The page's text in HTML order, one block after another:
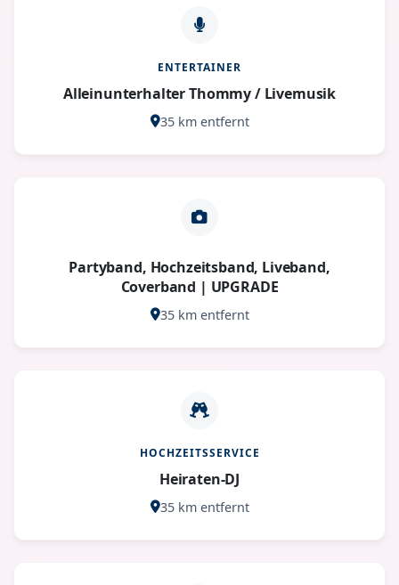
ENTERTAINER
Alleinunterhalter Thommy / Livemusik
35 km entfernt
Partyband, Hochzeitsband, Liveband,
Coverband | UPGRADE
35 km entfernt
HOCHZEITSSERVICE
Heiraten-DJ
35 km entfernt